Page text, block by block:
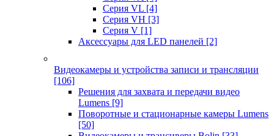
Серия VL [4]
Серия VH [3]
Серия V [1]
Аксессуары для LED панелей [2]
Видеокамеры и устройства записи и трансляции
[106]
Решения для захвата и передачи видео
Lumens [9]
Поворотные и стационарные камеры Lumens
[50]